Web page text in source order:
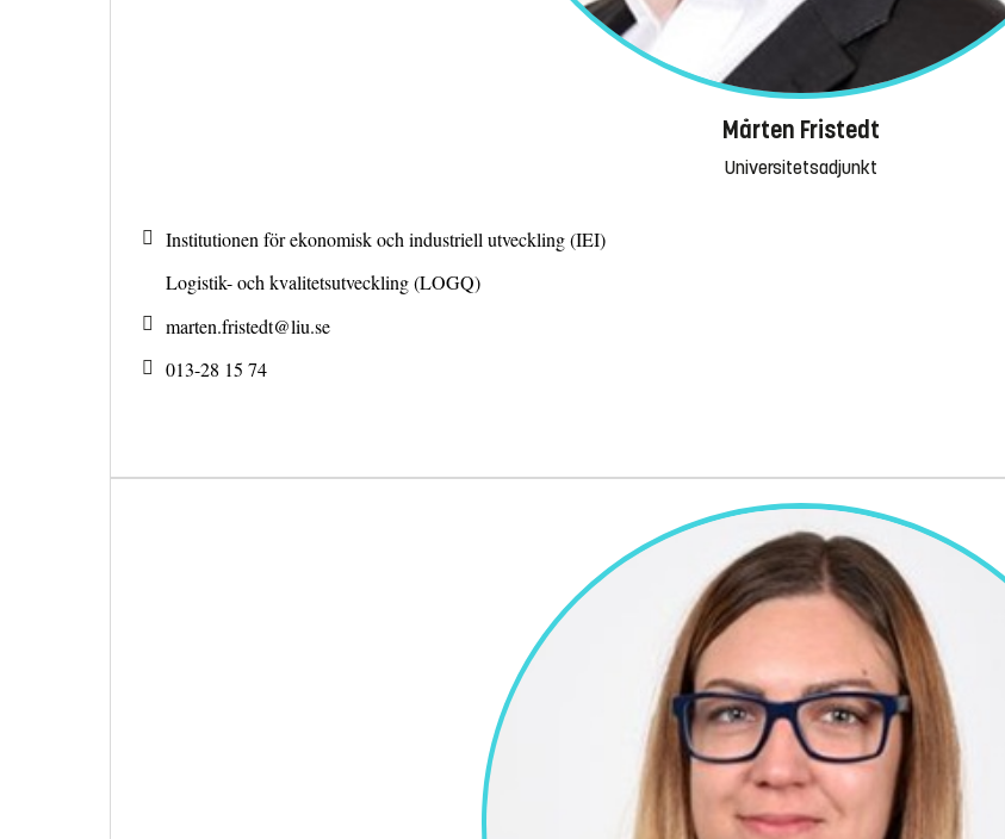
Mårten Fristedt
Universitetsadjunkt
Institutionen för ekonomisk och industriell utveckling (IEI)
Logistik- och kvalitetsutveckling (LOGQ)
marten.fristedt@liu.se
013-28 15 74